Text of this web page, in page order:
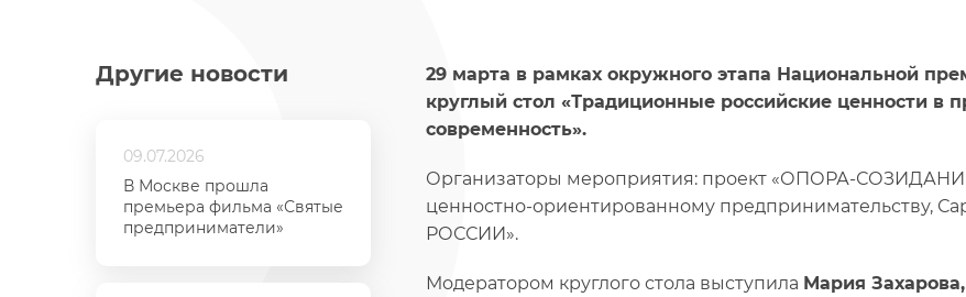
Другие новости
09.07.2026
В Москве прошла
премьера фильма «Святые
предприниматели»
29 марта в рамках окружного этапа Национальной
круглый стол «Традиционные российские ценности в
современность».
Организаторы мероприятия: проект «ОПОРА-
ценностно-ориентированному предпринимательству,
РОССИИ».
Модератором круглого стола выступила Мария